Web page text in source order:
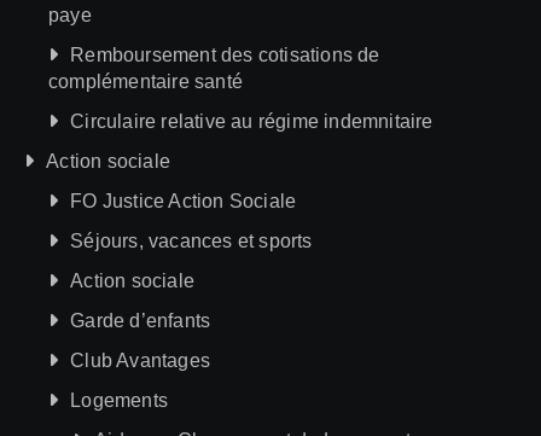
paye
Remboursement des cotisations de
complémentaire santé
Circulaire relative au régime indemnitaire
Action sociale
FO Justice Action Sociale
Séjours, vacances et sports
Action sociale
Garde d’enfants
Club Avantages
Logements